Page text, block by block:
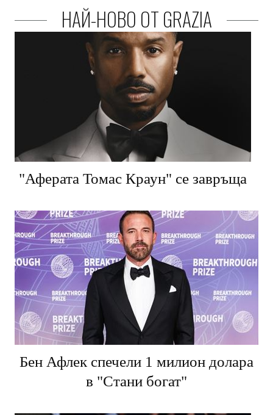
НАЙ-НОВО ОТ GRAZIA
"Аферата Томас Краун" се завръща
Бен Афлек спечели 1 милион долара
в "Стани богат"